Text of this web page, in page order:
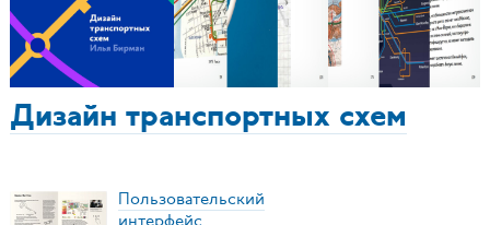
Дизайн транспортных схем
Пользовательский
интерфейс